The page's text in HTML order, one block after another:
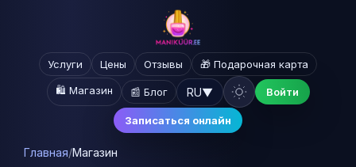
Услуги Цены Отзывы 🎁 Подарочная карта
🛍️ Магазин 📰 Блог RU▼ Войти
Записаться онлайн
Главная/Магазин